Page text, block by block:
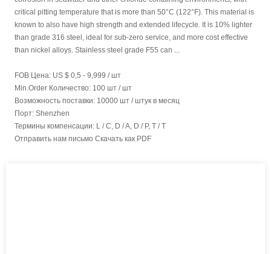
critical pitting temperature that is more than 50°C (122°F). This material is
known to also have high strength and extended lifecycle. It is 10% lighter
than grade 316 steel, ideal for sub-zero service, and more cost effective
than nickel alloys. Stainless steel grade F55 can ...
FOB Цена: US $ 0,5 - 9,999 / шт
Min.Order Количество: 100 шт / шт
Возможность поставки: 10000 шт / штук в месяц
Порт: Shenzhen
Термины компенсации: L / C, D / A, D / P, T / T
Отправить нам письмо Скачать как PDF